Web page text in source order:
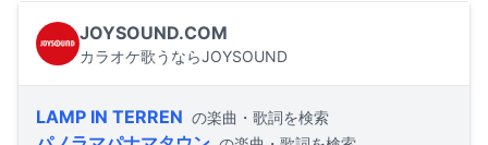
JOYSOUND.COM
カラオケ歌うならJOYSOUND
LAMP IN TERREN の楽曲・歌詞を検索